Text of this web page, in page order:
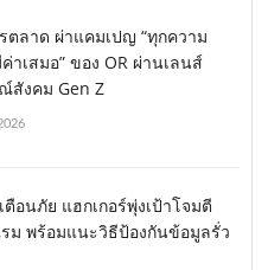
ตลาด ผ่าแคมเปญ “ทุกความ
าเสมอ” ของ OR ผ่านเลนส์
สังคม Gen Z
อนภัย แฮกเกอร์พุ่งเป้าโจมตี
รม พร้อมแนะวิธีป้องกันข้อมูลรั่ว